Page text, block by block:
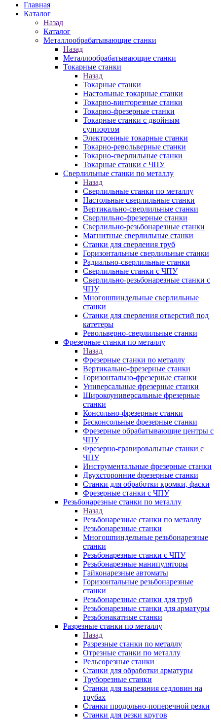
Главная
Каталог
Назад
Каталог
Металлообрабатывающие станки
Назад
Металлообрабатывающие станки
Токарные станки
Назад
Токарные станки
Настольные токарные станки
Токарно-винторезные станки
Токарно-фрезерные станки
Токарные станки с двойным
суппортом
Электронные токарные станки
Токарно-револьверные станки
Токарно-сверлильные станки
Токарные станки с ЧПУ
Сверлильные станки по металлу
Назад
Сверлильные станки по металлу
Настольные сверлильные станки
Вертикально-сверлильные станки
Сверлильно-фрезерные станки
Сверлильно-резьбонарезные станки
Магнитные сверлильные станки
Станки для сверления труб
Горизонтальные сверлильные станки
Радиально-сверлильные станки
Сверлильные станки с ЧПУ
Сверлильно-резьбонарезные станки с
ЧПУ
Многошпиндельные сверлильные
станки
Станки для сверления отверстий под
катетеры
Револьверно-сверлильные станки
Фрезерные станки по металлу
Назад
Фрезерные станки по металлу
Вертикально-фрезерные станки
Горизонтально-фрезерные станки
Универсальные фрезерные станки
Широкоуниверсальные фрезерные
станки
Консольно-фрезерные станки
Бесконсольные фрезерные станки
Фрезерные обрабатывающие центры с
ЧПУ
Фрезерно-гравировальные станки с
ЧПУ
Инструментальные фрезерные станки
Двухсторонние фрезерные станки
Станки для обработки кромки, фаски
Фрезерные станки с ЧПУ
Резьбонарезные станки по металлу
Назад
Резьбонарезные станки по металлу
Резьбонарезные станки
Многошпиндельные резьбонарезные
станки
Резьбонарезные станки с ЧПУ
Резьбонарезные манипуляторы
Гайконарезные автоматы
Горизонтальные резьбонарезные
станки
Резьбонарезные станки для труб
Резьбонарезные станки для арматуры
Резьбонакатные станки
Разрезные станки по металлу
Назад
Разрезные станки по металлу
Отрезные станки по металлу
Рельсорезные станки
Станки для обработки арматуры
Труборезные станки
Станки для вырезания седловин на
трубаx
Станки продольно-поперечной резки
Станки для резки кругов